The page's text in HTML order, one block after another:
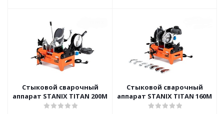
Стыковой сварочный
аппарат STANIX TITAN 200M
Стыковой сварочный
аппарат STANIX TITAN 160M